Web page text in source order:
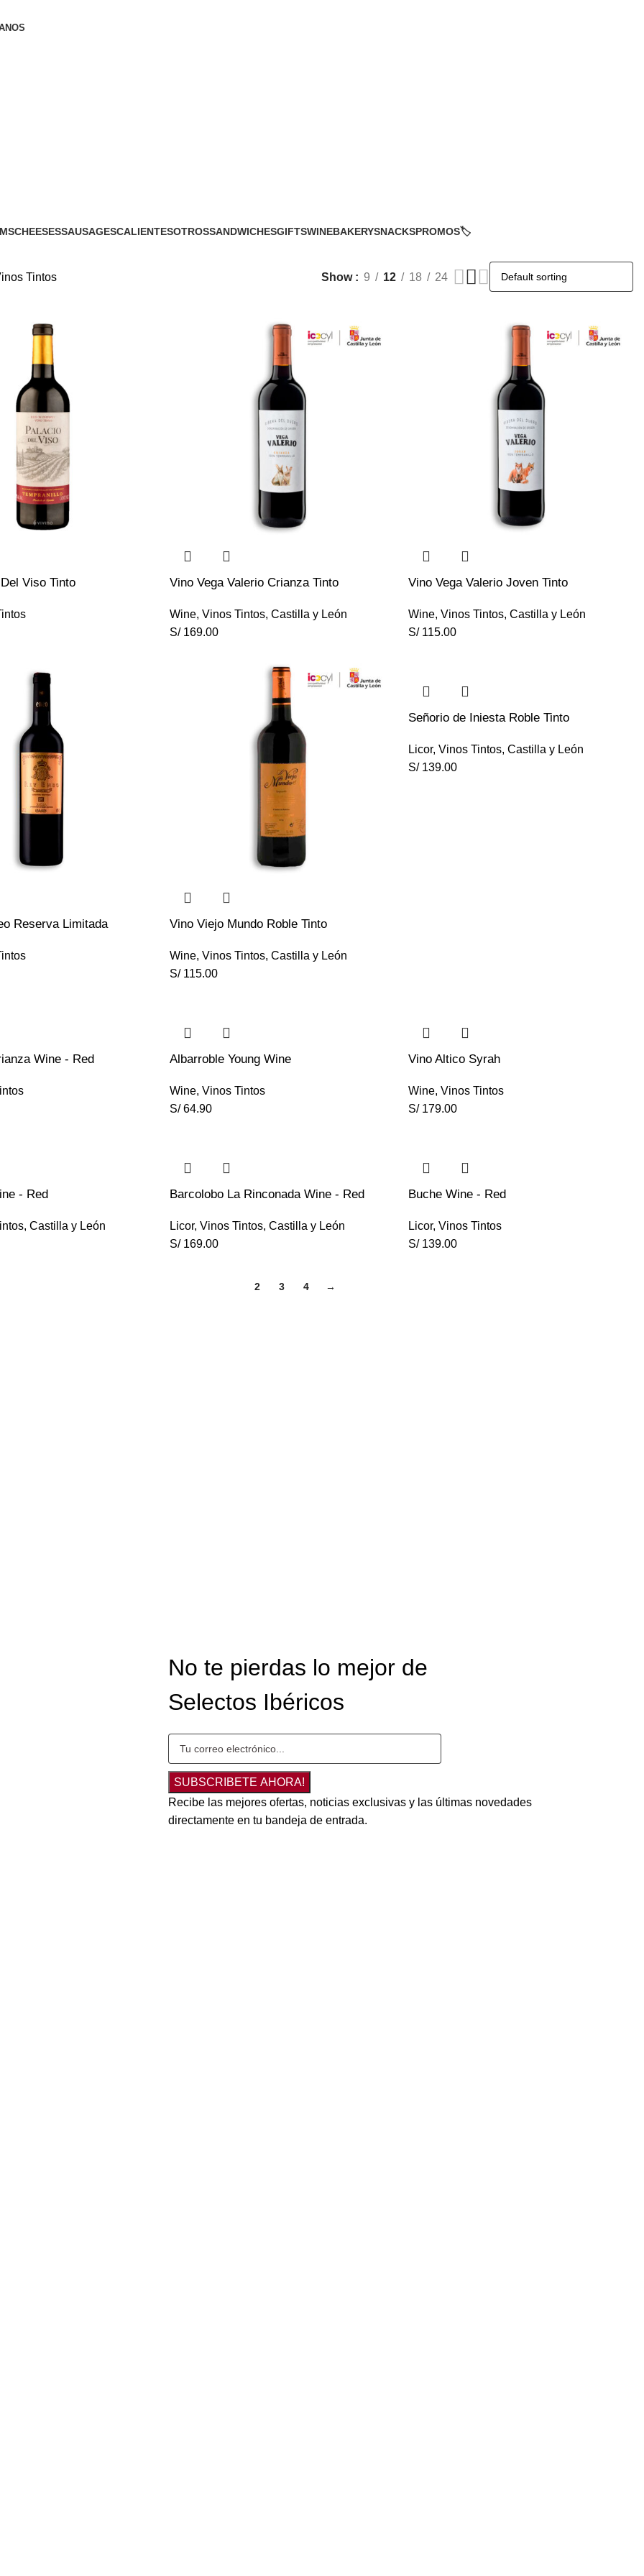
CHEESESSAUSAGESCALIENTESOTROSSANDWICHESGIFTSWINEBAKERYSNACKSPROMOS🏷️
Tintos Show 9 12 18 24
Viso Tinto Vino Vega Valerio Crianza Tinto
Wine, Vinos Tintos, Castilla y León
S/169.00
Vino Vega Valerio Joven Tinto
Wine,Vinos Tintos,Castilla y León
S/115.00
Reserva Limitada Vino Viejo Mundo Roble Tinto
Wine, Vinos Tintos, Castilla y León
S/115.00
Señorio de Iniesta Roble Tinto
Licor,Vinos Tintos,Castilla y León
S/139.00
Wine - Red Albarroble Young Wine
Wine, Vinos Tintos
S/64.90
Vino Altico Syrah
Wine,Vinos Tintos
S/179.00
- Red
, Castilla y León
Barcolobo La Rinconada Wine - Red
Licor, Vinos Tintos, Castilla y León
S/169.00
Buche Wine - Red
Licor,Vinos Tintos
S/139.00
2 3 4 →
No te pierdas lo mejor de
Selectos Ibéricos
SUBSCRIBETE AHORA!
Recibe las mejores ofertas, noticias exclusivas y las últimas novedades
directamente en tu bandeja de entrada.